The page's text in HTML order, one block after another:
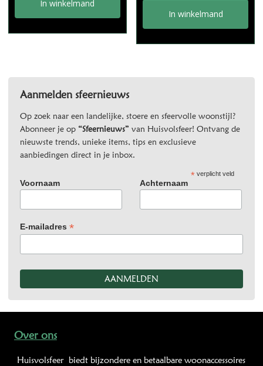
In winkelmand
In winkelmand
Aanmelden sfeernieuws
Op zoek naar een landelijke, stoere en sfeervolle woonstijl?
Abonneer je op “Sfeernieuws” van Huisvolsfeer! Ontvang de
nieuwste trends, unieke items, tips en exclusieve
aanbiedingen direct in je inbox.
*verplicht veld
Voornaam Achternaam
E-mailadres *
Over ons
Huisvolsfeer biedt bijzondere en betaalbare woonaccessoires